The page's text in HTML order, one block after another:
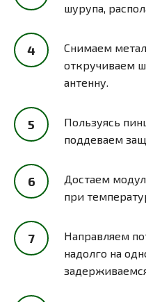
шурупа,
Снимаем
откручиваем
антенну.
Пользуясь
поддеваем
Достаем
при
Направляем
надолго на